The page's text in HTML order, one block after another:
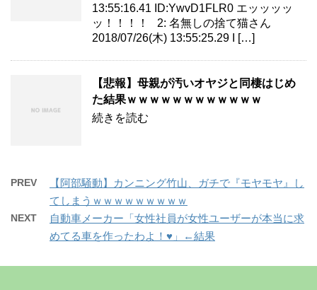
13:55:16.41 ID:YwvD1FLR0 エッッッッ
ッ！！！！ 2: 名無しの捨て猫さん
2018/07/26(木) 13:55:25.29 I […]
【悲報】母親が汚いオヤジと同棲はじめ
た結果ｗｗｗｗｗｗｗｗｗｗｗｗ
続きを読む
PREV
【阿部騒動】カンニング竹山、ガチで『モヤモヤ』し
てしまうｗｗｗｗｗｗｗｗｗ
NEXT
自動車メーカー「女性社員が女性ユーザーが本当に求
めてる車を作ったわよ！♥」←結果